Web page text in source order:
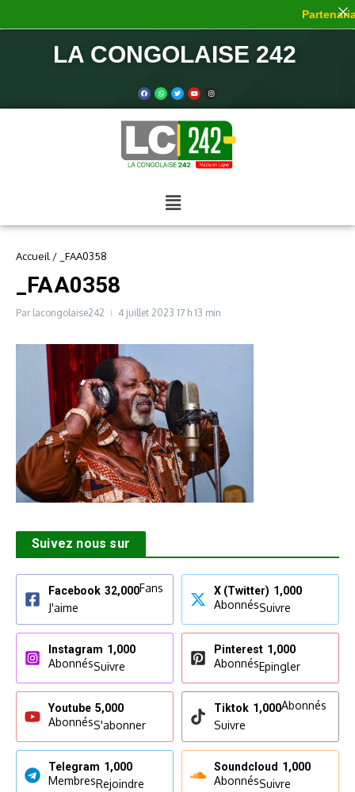
LA CONGOLAISE 242
Accueil / _FAA0358
_FAA0358
Par lacongolaise242 4 juillet 2023 17 h 13 min
Suivez nous sur
Facebook 32,000Fans
J'aime
X (Twitter) 1,000
AbonnésSuivre
Instagram 1,000
AbonnésSuivre
Pinterest 1,000
AbonnésEpingler
Youtube 5,000
AbonnésS'abonner
Tiktok 1,000Abonnés
Suivre
Telegram 1,000
MembresRejoindre
Soundcloud 1,000
AbonnésSuivre